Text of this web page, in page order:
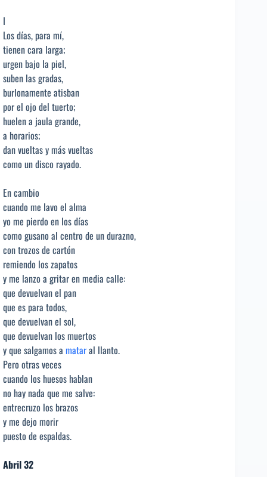
I
Los días, para mí,
tienen cara larga;
urgen bajo la piel,
suben las gradas,
burlonamente atisban
por el ojo del tuerto;
huelen a jaula grande,
a horarios;
dan vueltas y más vueltas
como un disco rayado.
En cambio
cuando me lavo el alma
yo me pierdo en los días
como gusano al centro de un durazno,
con trozos de cartón
remiendo los zapatos
y me lanzo a gritar en media calle:
que devuelvan el pan
que es para todos,
que devuelvan el sol,
que devuelvan los muertos
y que salgamos a mataral llanto.
Pero otras veces
cuando los huesos hablan
no hay nada que me salve:
entrecruzo los brazos
y me dejo morir
puesto de espaldas.
Abril 32